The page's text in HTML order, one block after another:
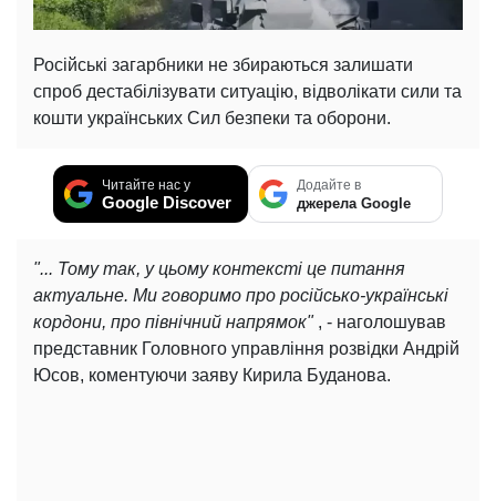
Російські загарбники не збираються залишати
спроб дестабілізувати ситуацію, відволікати сили та
кошти українських Сил безпеки та оборони.
Читайте нас у
Google Discover
Додайте в
джерела Google
"... Тому так, у цьому контексті це питання
актуальне. Ми говоримо про російсько-українські
кордони, про північний напрямок", - наголошував
представник Головного управління розвідки Андрій
Юсов, коментуючи заяву Кирила Буданова.